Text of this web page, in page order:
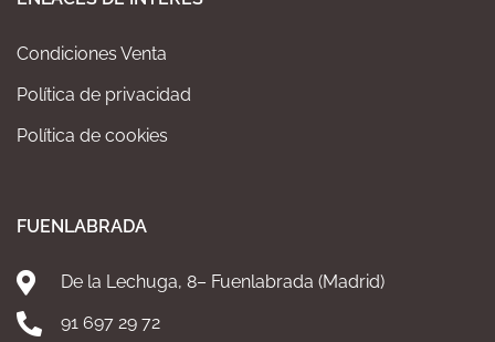
Condiciones Venta
Política de privacidad
Política de cookies
FUENLABRADA
De la Lechuga, 8– Fuenlabrada (Madrid)
91 697 29 72